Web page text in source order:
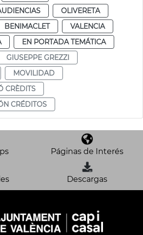
OLIVERETA
BENIMACLET
VALENCIA
EN PORTADA TEMÁTICA
GIUSEPPE GREZZI
MOVILIDAD
CRÈDITS
CRÉDITOS
Páginas de Interés
Descargas